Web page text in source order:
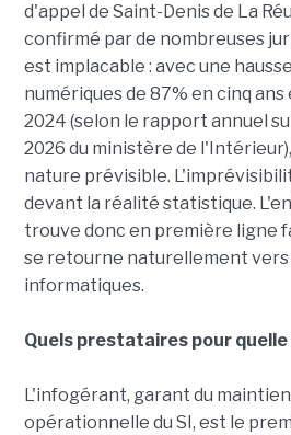
d'appel de Saint-Denis de La
confirmé par de nombreuses
est implacable : avec une
numériques de 87% en cinq ans
2024 (selon le rapport annuel
2026 du ministère de
nature prévisible.
devant la réalité statistique.
trouve donc en première ligne
se retourne naturellement
informatiques.
Quels prestataires pour
L'infogérant, garant du
opérationnelle du SI, est le